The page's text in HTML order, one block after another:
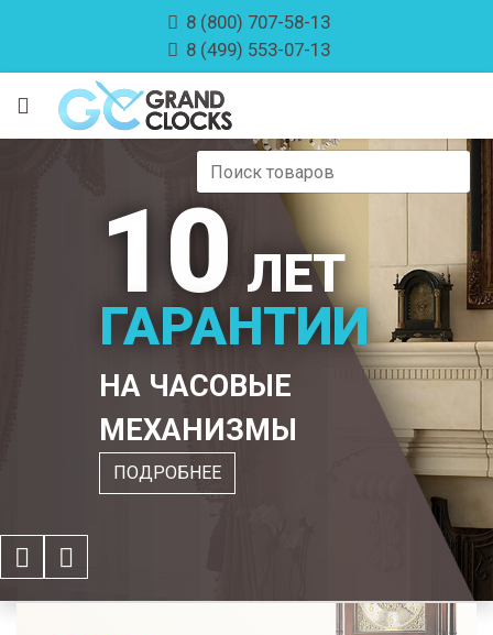
8 (800) 707-58-13
8 (499) 553-07-13
10 ЛЕТ
ГАРАНТИИ
НА ЧАСОВЫЕ
МЕХАНИЗМЫ
ПОДРОБНЕЕ